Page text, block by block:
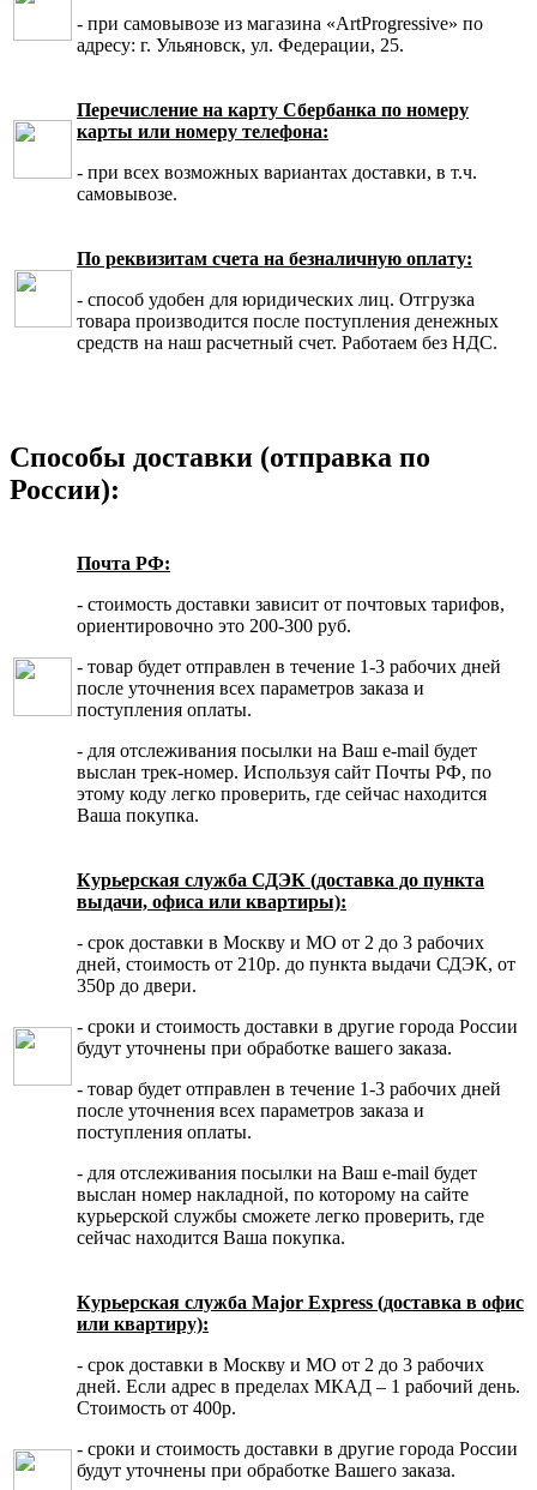
- при самовывозе из магазина «ArtProgressive» по
адресу: г. Ульяновск, ул. Федерации, 25.
Перечисление на карту Сбербанка по номеру
карты или номеру телефона:
- при всех возможных вариантах доставки, в т.ч.
самовывозе.
По реквизитам счета на безналичную оплату:
- способ удобен для юридических лиц. Отгрузка
товара производится после поступления денежных
средств на наш расчетный счет. Работаем без НДС.
Способы доставки (отправка по
России):
Почта РФ:
- стоимость доставки зависит от почтовых тарифов,
ориентировочно это 200-300 руб.
- товар будет отправлен в течение 1-3 рабочих дней
после уточнения всех параметров заказа и
поступления оплаты.
- для отслеживания посылки на Ваш e-mail будет
выслан трек-номер. Используя сайт Почты РФ, по
этому коду легко проверить, где сейчас находится
Ваша покупка.
Курьерская служба СДЭК (доставка до пункта
выдачи, офиса или квартиры):
- срок доставки в Москву и МО от 2 до 3 рабочих
дней, стоимость от 210р. до пункта выдачи СДЭК, от
350р до двери.
- сроки и стоимость доставки в другие города России
будут уточнены при обработке вашего заказа.
- товар будет отправлен в течение 1-3 рабочих дней
после уточнения всех параметров заказа и
поступления оплаты.
- для отслеживания посылки на Ваш e-mail будет
выслан номер накладной, по которому на сайте
курьерской службы сможете легко проверить, где
сейчас находится Ваша покупка.
Курьерская служба Major Express (доставка в офис
или квартиру):
- срок доставки в Москву и МО от 2 до 3 рабочих
дней. Если адрес в пределах МКАД – 1 рабочий день.
Стоимость от 400р.
- сроки и стоимость доставки в другие города России
будут уточнены при обработке Вашего заказа.